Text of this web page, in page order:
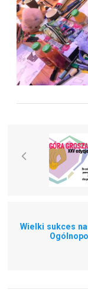
Wielki sukces